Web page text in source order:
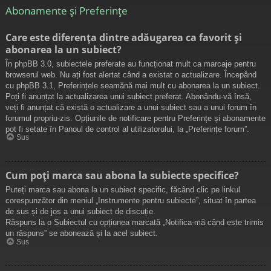
Abonamente și Preferințe
Care este diferența dintre adăugarea ca favorit și
abonarea la un subiect?
În phpBB 3.0, subiectele preferate au funcționat mult ca marcaje pentru
browserul web. Nu ați fost alertat când a existat o actualizare. Începând
cu phpBB 3.1, Preferințele seamănă mai mult cu abonarea la un subiect.
Poți fi anunțat la actualizarea unui subiect preferat. Abonându-vă însă,
veți fi anunțat că există o actualizare a unui subiect sau a unui forum în
forumul propriu-zis. Opțiunile de notificare pentru Preferințe și abonamente
pot fi setate în Panoul de control al utilizatorului, la „Preferințe forum”.
Sus
Cum poți marca sau abona la subiecte specifice?
Puteți marca sau abona la un subiect specific, făcând clic pe linkul
corespunzător din meniul „Instrumente pentru subiecte”, situat în partea
de sus și de jos a unui subiect de discuție.
Răspuns la o Subiectul cu opțiunea marcată „Notifica-mă când este trimis
un răspuns” se abonează și la acel subiect.
Sus